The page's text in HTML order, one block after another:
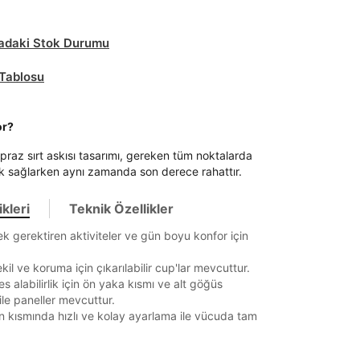
Stok Durumu
sırt askısı tasarımı, gereken tüm noktalarda
sağlarken aynı zamanda son derece rahattır.
Teknik Özellikler
gerektiren aktiviteler ve gün boyu konfor için
ve koruma için çıkarılabilir cup'lar mevcuttur.
alabilirlik için ön yaka kısmı ve alt göğüs
paneller mevcuttur.
kısmında hızlı ve kolay ayarlama ile vücuda tam